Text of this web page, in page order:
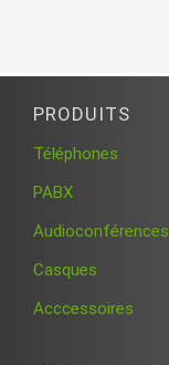
PRODUITS
Téléphones
PABX
Audioconférences
Casques
Acccessoires